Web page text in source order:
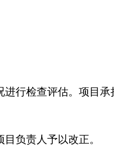
行检查评估。项目承
负责人予以改正。